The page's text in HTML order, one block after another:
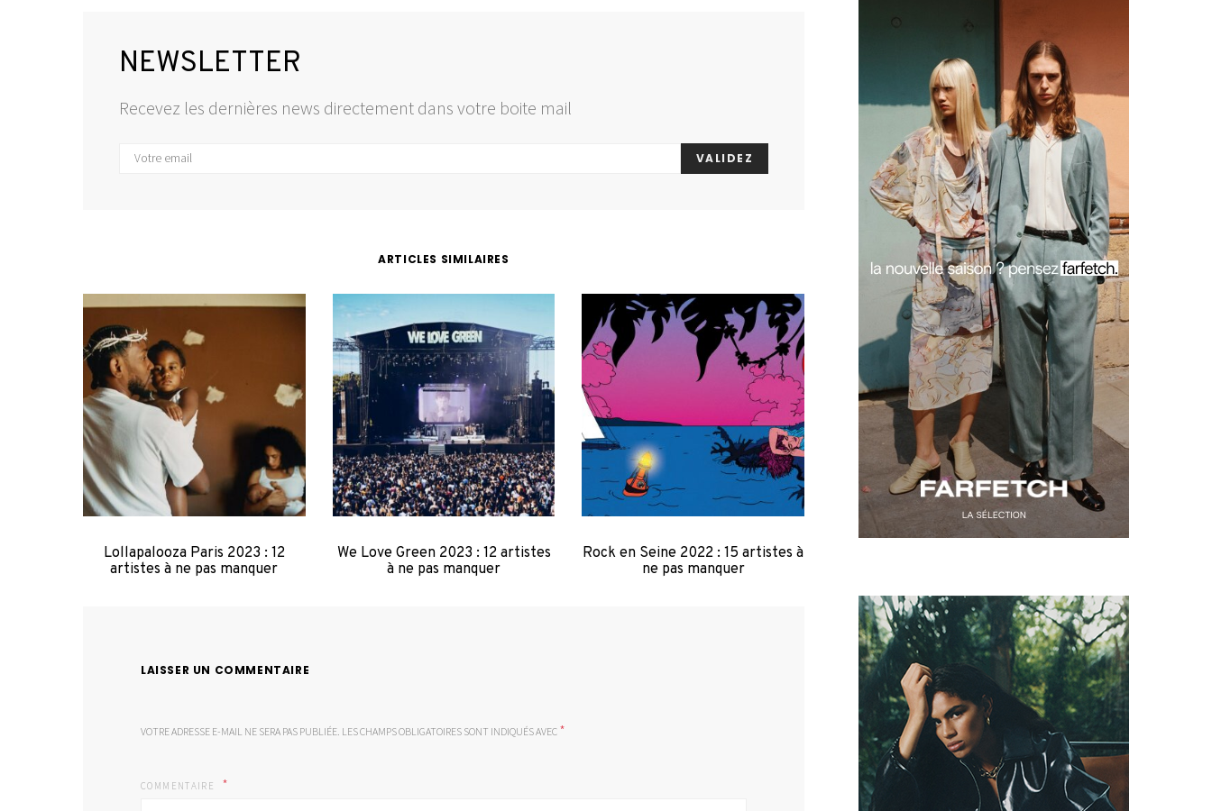
NEWSLETTER
Recevez les dernières news directement dans votre boite mail
VALIDEZ
ARTICLES SIMILAIRES
Lollapalooza Paris 2023 : 12
artistes à ne pas manquer
We Love Green 2023 : 12 artistes
à ne pas manquer
Rock en Seine 2022 : 15 artistes à
ne pas manquer
LAISSER UN COMMENTAIRE
VOTRE ADRESSE E-MAIL NE SERA PAS PUBLIÉE. LES CHAMPS OBLIGATOIRES SONT INDIQUÉS AVEC *
COMMENTAIRE